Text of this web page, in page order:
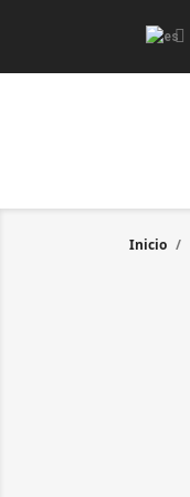
Inicio